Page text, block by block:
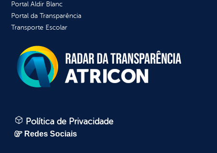
Portal Aldir Blanc
Portal da Transparência
Transporte Escolar
Política de Privacidade
Redes Sociais